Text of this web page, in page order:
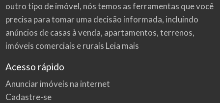
outro tipo de imóvel, nós temos as ferramentas que você
precisa para tomar uma decisão informada, incluindo
anúncios de casas à venda, apartamentos, terrenos,
imóveis comerciais e rurais Leia mais
Acesso rápido
Anunciar imóveis na internet
Cadastre-se